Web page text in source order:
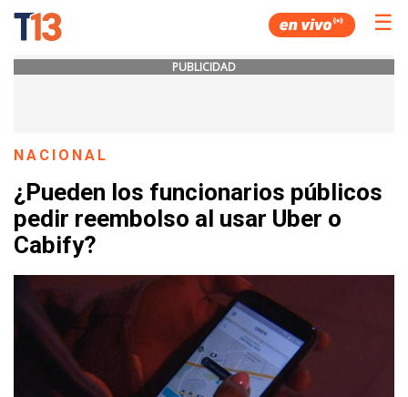
☰
PUBLICIDAD
NACIONAL
¿Pueden los funcionarios públicos
pedir reembolso al usar Uber o
Cabify?